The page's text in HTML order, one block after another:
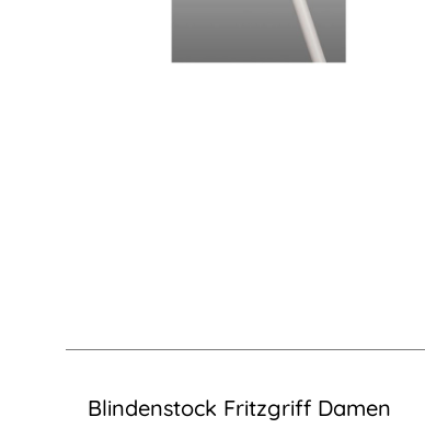
Blindenstock Fritzgriff Damen